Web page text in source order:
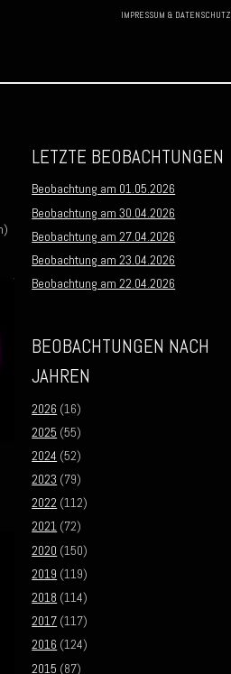
IMPRESSUM & DATENSCHUTZ
LETZTE BEOBACHTUNGEN
Beobachtung am 01.05.2026
Beobachtung am 30.04.2026
Beobachtung am 27.04.2026
Beobachtung am 23.04.2026
Beobachtung am 22.04.2026
BEOBACHTUNGEN NACH
JAHREN
2026 (16)
2025 (55)
2024 (52)
2023 (79)
2022 (112)
2021 (72)
2020 (150)
2019 (119)
2018 (114)
2017 (117)
2016 (124)
2015 (87)